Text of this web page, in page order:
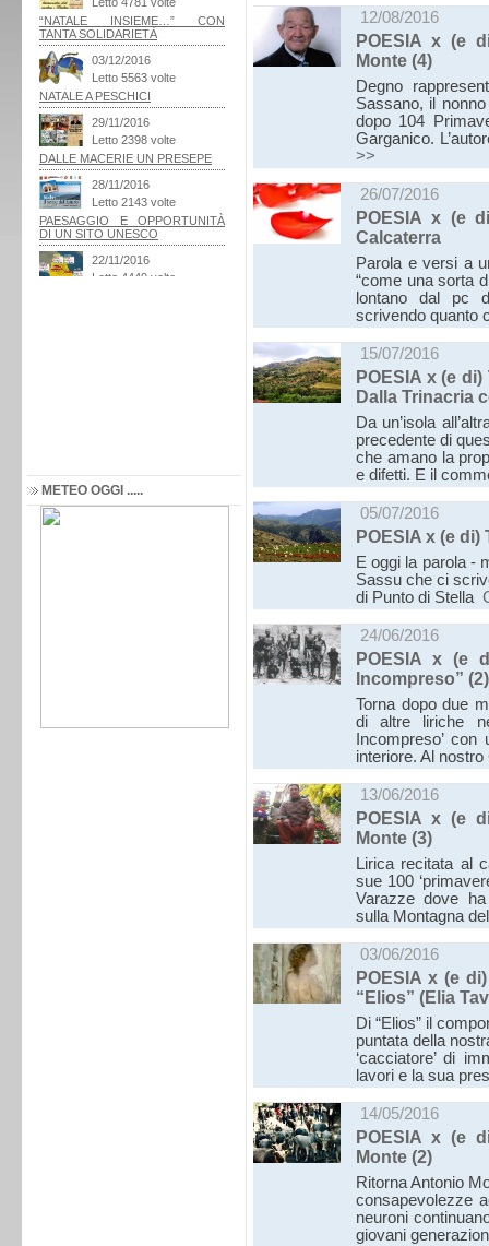
METEO OGGI .....
12/08/2016
POESIA x (e
Monte (4)
Degno
Sassano, il
dopo 104
Garganico.
>>
26/07/2016
POESIA x (e
Calcaterra
Parola e versi a
“come una sorta
lontano dal pc
scrivendo quanto
15/07/2016
POESIA x (e
Dalla Trinacria
Da un’isola
precedente di
che amano la
e difetti. E il
05/07/2016
POESIA x (e
E oggi la parola -
Sassu che ci
di Punto di Stella
24/06/2016
POESIA x (e
Incompreso” (2)
Torna dopo due
di altre liriche
Incompreso’
interiore. Al
13/06/2016
POESIA x (e
Monte (3)
Lirica recitata al
sue 100
Varazze dove
sulla Montagna
03/06/2016
POESIA x (e
“Elios” (Elia
Di “Elios” il
puntata della
‘cacciatore’ di
lavori e la sua
14/05/2016
POESIA x (e
Monte (2)
Ritorna Antonio
consapevolezze
neuroni
giovani